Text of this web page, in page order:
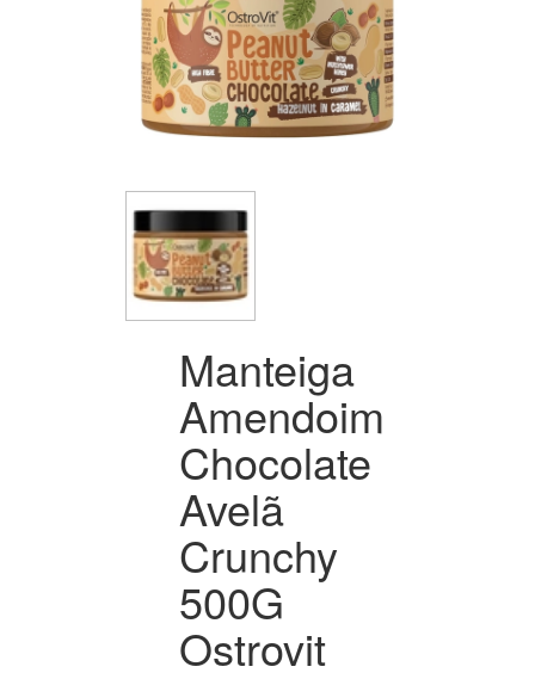
Manteiga
Amendoim
Chocolate
Avelã
Crunchy
500G
Ostrovit